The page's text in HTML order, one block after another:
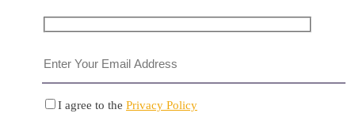
I agree to the Privacy Policy